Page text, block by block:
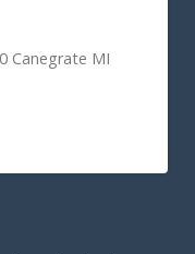
Canegrate MI